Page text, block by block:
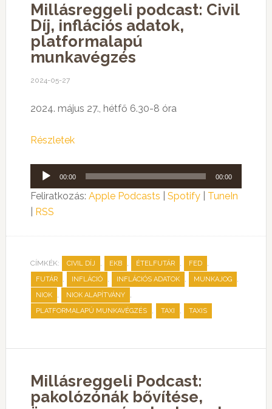
Millásreggeli podcast: Civil
Díj, inflációs adatok,
platformalapú
munkavégzés
2024-05-27
2024. május 27., hétfő 6.30-8 óra
Részletek
Audió
lejátszó
00:00 00:00
Feliratkozás: Apple Podcasts Spotify| TuneIn
RSS
CÍMKÉK: CIVIL DÍJ , EKB , ÉTELFUTÁR , FED ,
FUTÁR , INFLÁCIÓ , INFLÁCIÓS ADATOK , MUNKAJOG ,
NIOK , NIOK ALAPÍTVÁNY ,
PLATFORMALAPÚ MUNKAVÉGZÉS , TAXI , TAXIS
Millásreggeli Podcast:
pakolózónák bővítése,